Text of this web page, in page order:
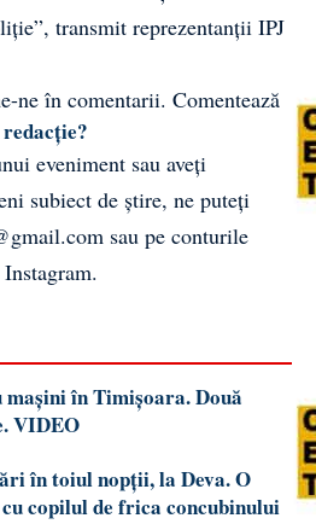
transmit reprezentanții IPJ
ne în comentarii. Comentează
eveniment sau aveți
subiect de știre, ne puteți
sau pe conturile
Instagram.
în Timișoara. Două
VIDEO
în toiul nopții, la Deva. O
copilul de frica concubinului